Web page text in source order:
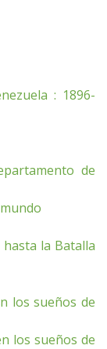
: 1896-
de
la Batalla
los sueños de
los sueños de